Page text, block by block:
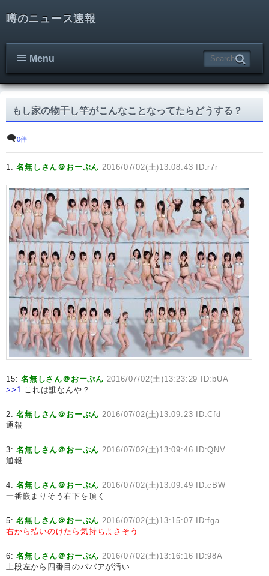
噂のニュース速報
Menu
もし家の物干し竿がこんなことなってたらどうする？
0件
1:名無しさん＠おーぷん 2016/07/02(土)13:08:43 ID:r7r
15:名無しさん＠おーぷん 2016/07/02(土)13:23:29 ID:bUA
>>1 これは誰なんや？
2:名無しさん＠おーぷん 2016/07/02(土)13:09:23 ID:Cfd
通報
3:名無しさん＠おーぷん 2016/07/02(土)13:09:46 ID:QNV
通報
4:名無しさん＠おーぷん 2016/07/02(土)13:09:49 ID:cBW
一番嵌まりそう右下を頂く
5:名無しさん＠おーぷん 2016/07/02(土)13:15:07 ID:fga
右から払いのけたら気持ちよさそう
6:名無しさん＠おーぷん 2016/07/02(土)13:16:16 ID:98A
上段左から四番目のババアが汚い